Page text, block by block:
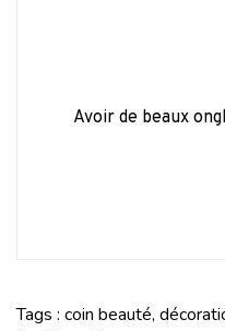
Avoir de beaux
Tags : coin beauté,